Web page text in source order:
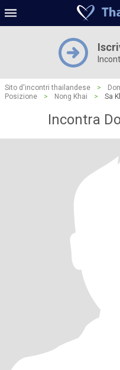
Sito d'incontri thailandese >
Posizione
> Nong Khai > Sa
Incontra